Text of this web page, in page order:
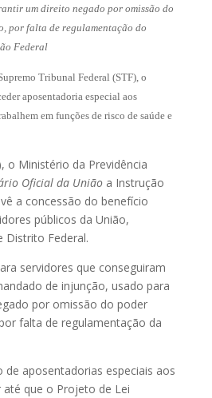
um direito negado por omissão do
por falta de regulamentação do
Federal
Tribunal Federal (STF), o
aposentadoria especial aos
em funções de risco de saúde e
o Ministério da Previdência
Oficial da Uniãoa Instrução
a concessão do benefício
públicos da União,
Distrito Federal.
servidores que conseguiram
de injunção, usado para
por omissão do poder
falta de regulamentação da
de aposentadorias especiais aos
até que o Projeto de Lei